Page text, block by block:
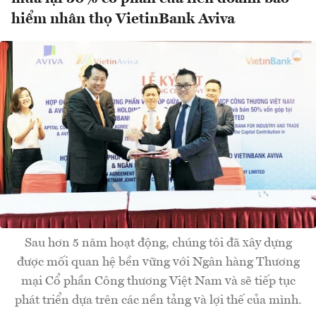
hiểm nhân thọ VietinBank Aviva
Sau hơn 5 năm hoạt động, chúng tôi đã xây dựng
được mối quan hệ bền vững với Ngân hàng Thương
mại Cổ phần Công thương Việt Nam và sẽ tiếp tục
phát triển dựa trên các nền tảng và lợi thế của mình.